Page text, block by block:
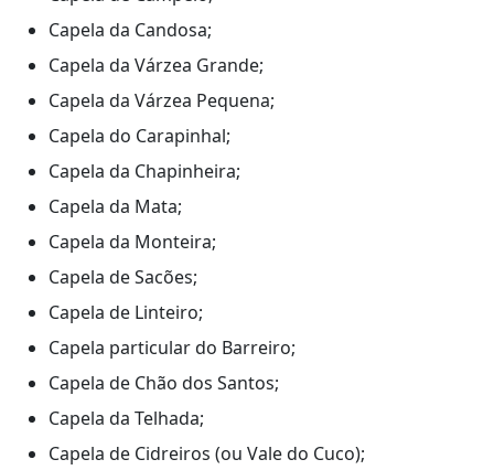
Capela da Candosa;
Capela da Várzea Grande;
Capela da Várzea Pequena;
Capela do Carapinhal;
Capela da Chapinheira;
Capela da Mata;
Capela da Monteira;
Capela de Sacões;
Capela de Linteiro;
Capela particular do Barreiro;
Capela de Chão dos Santos;
Capela da Telhada;
Capela de Cidreiros (ou Vale do Cuco);